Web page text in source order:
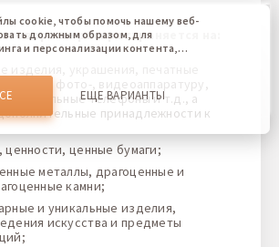
не распространяется на:
изделия, украшения, печатные
кино-, фото-, видеоаппаратуру,
мобильные телефоны и т.д., а
принадлежности к
ценности, ценные бумаги;
металлы, драгоценные и
камни;
и уникальные изделия,
искусства и предметы
cookie, чтобы помочь нашему веб-
должным образом, для
и персонализации контента,
Файлы cookies позволяют нам
пользователей нашего веб-сайта.
на использование всех этих
обновить свои предпочтения,
файлов cookie, или в любое
политике использования файлов
ЕЩЕ ВАРИАНТЫ